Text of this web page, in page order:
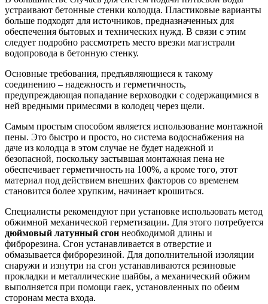
устраивают бетонные стенки колодца. Пластиковые варианты
больше подходят для источников, предназначенных для
обеспечения бытовых и технических нужд. В связи с этим
следует подробно рассмотреть место врезки магистрали
водопровода в бетонную стенку.
Основные требования, предъявляющиеся к такому
соединению – надежность и герметичность,
предупреждающая попадание верховодки с содержащимися в
ней вредными примесями в колодец через щели.
Самым простым способом является использование монтажной
пены. Это быстро и просто, но система водоснабжения на
даче из колодца в этом случае не будет надежной и
безопасной, поскольку застывшая монтажная пена не
обеспечивает герметичность на 100%, а кроме того, этот
материал под действием внешних факторов со временем
становится более хрупким, начинает крошиться.
Специалисты рекомендуют при установке использовать метод
обжимной механической герметизации. Для этого потребуется
дюймовый латунный сгон необходимой длины и
фиброрезина. Сгон устанавливается в отверстие и
обмазывается фиброрезиной. Для дополнительной изоляции
снаружи и изнутри на сгон устанавливаются резиновые
прокладки и металлические шайбы, а механический обжим
выполняется при помощи гаек, установленных по обеим
сторонам места входа.